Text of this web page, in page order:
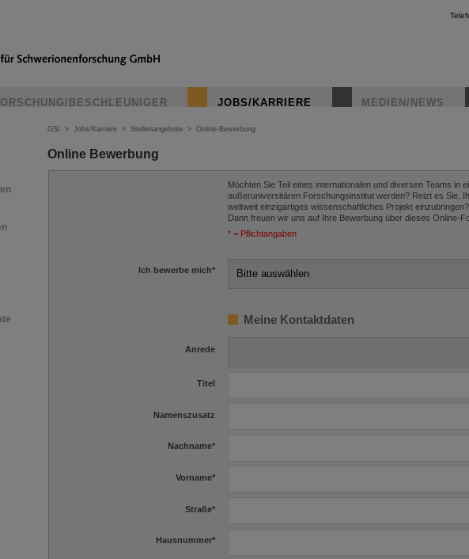
BESCHLEUNIGER JOBS/KARRIERE MEDIEN/NEWS
GSI > Jobs/Karriere > Stellenangebote > Online-Bewerbung
Online Bewerbung
Möchten Sie Teil eines internationalen und diversen Teams in
außeruniversitären Forschungsinstitut werden? Reizt es Sie,
weltweit einzigartiges wissenschaftliches Projekt einzubringen?
Dann freuen wir uns auf Ihre Bewerbung über dieses Online-
* = Pflichtangaben
Ich bewerbe mich*
Meine Kontaktdaten
Anrede
Titel
Namenszusatz
Nachname*
Vorname*
Straße*
Hausnummer*